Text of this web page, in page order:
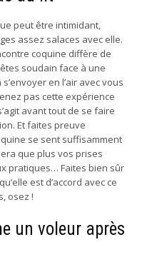
peut être intimidant,
assez salaces avec elle.
coquine diffère de
soudain face à une
en l’air avec vous
pas cette expérience
avant tout de se faire
Et faites preuve
se sent suffisamment
que plus vos prises
pratiques… Faites bien sûr
est d’accord avec ce
osez !
un voleur après